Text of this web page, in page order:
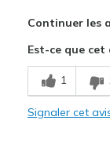
Comfortable
Stylish
Continuer les
Est-ce que
1
Signaler cet